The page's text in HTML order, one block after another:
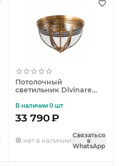
Потолочный
светильник Divinare
В наличии 0 шт
33 790₽
нет в наличии
Связаться
в
WhatsApp